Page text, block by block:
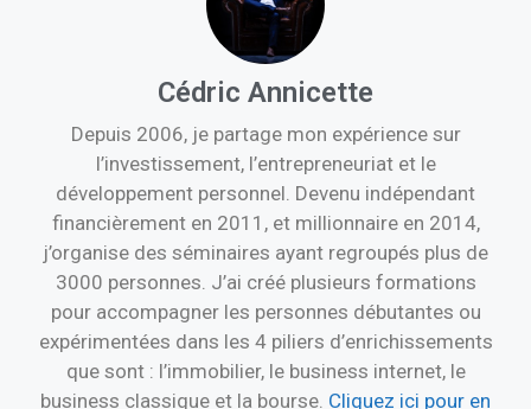
Cédric Annicette
Depuis 2006, je partage mon expérience sur
l’investissement, l’entrepreneuriat et le
développement personnel. Devenu indépendant
financièrement en 2011, et millionnaire en 2014,
j’organise des séminaires ayant regroupés plus de
3000 personnes. J’ai créé plusieurs formations
pour accompagner les personnes débutantes ou
expérimentées dans les 4 piliers d’enrichissements
que sont : l’immobilier, le business internet, le
business classique et la bourse. Cliquez ici pour en